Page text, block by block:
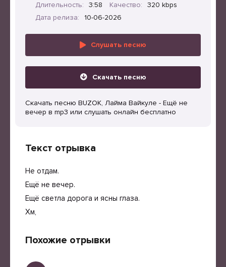
Длительность:
3:58 Качество:
320 kbps
Дата релиза:
10-06-2026
Слушать песню
Скачать песню
Скачать песню BUZOK, Лайма Вайкуле - Ещё не
вечер в mp3 или слушать онлайн бесплатно
Текст отрывка
Не отдам.
Ещё не вечер.
Ещё светла дорога и ясны глаза.
Хм,
Похожие отрывки